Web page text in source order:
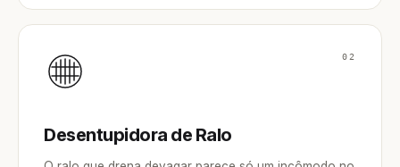
02
Desentupidora de Ralo